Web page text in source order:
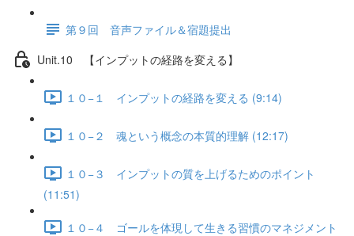
第９回 音声ファイル＆宿題提出
Unit.10 【インプットの経路を変える】
１０−１ インプットの経路を変える (9:14)
１０−２ 魂という概念の本質的理解 (12:17)
１０−３ インプットの質を上げるためのポイント
(11:51)
１０−４ ゴールを体現して生きる習慣のマネジメント